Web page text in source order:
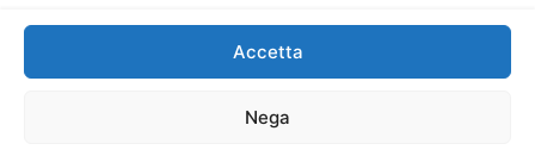
Accetta
Nega
P.IVA: 06334930820
Mercurio Comunicazione Società Cooperativa a r.l. è
iscritta al Registro degli Operatori di Comunicazione al